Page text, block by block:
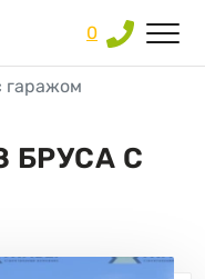
0
гаражом
БРУСА С